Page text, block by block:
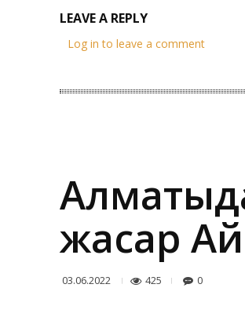
LEAVE A REPLY
Log in to leave a comment